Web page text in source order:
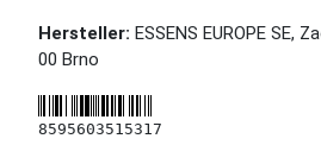
Hersteller: ESSENS EUROPE SE,
00 Brno
8595603515317